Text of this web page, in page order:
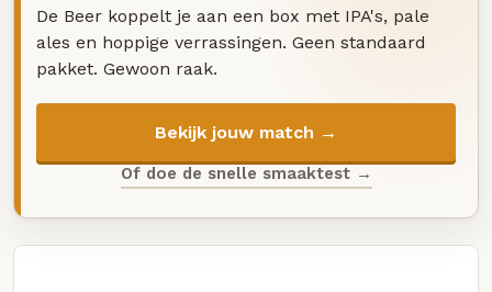
De Beer koppelt je aan een box met IPA's, pale
ales en hoppige verrassingen. Geen standaard
pakket. Gewoon raak.
Bekijk jouw match →
Of doe de snelle smaaktest →